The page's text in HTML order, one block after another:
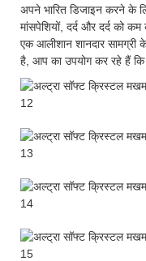
अपने भारित डिजाइन करने के
मांसपेशियों, दर्द और दर्द को
एक आलीशान शानदार सामग्री
है, आप का उपयोग कर रहे हैं कि